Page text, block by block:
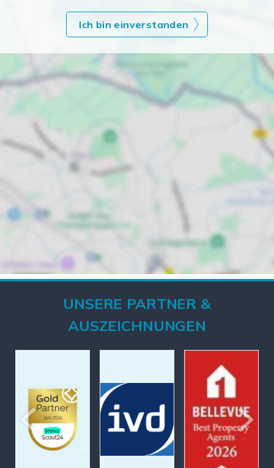
Ich bin einverstanden
UNSERE PARTNER &
AUSZEICHNUNGEN